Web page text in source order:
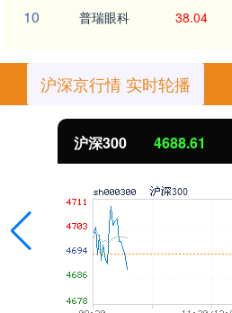
10 普瑞眼科 38.04
沪深京行情 实时轮播
沪深300 4688.61